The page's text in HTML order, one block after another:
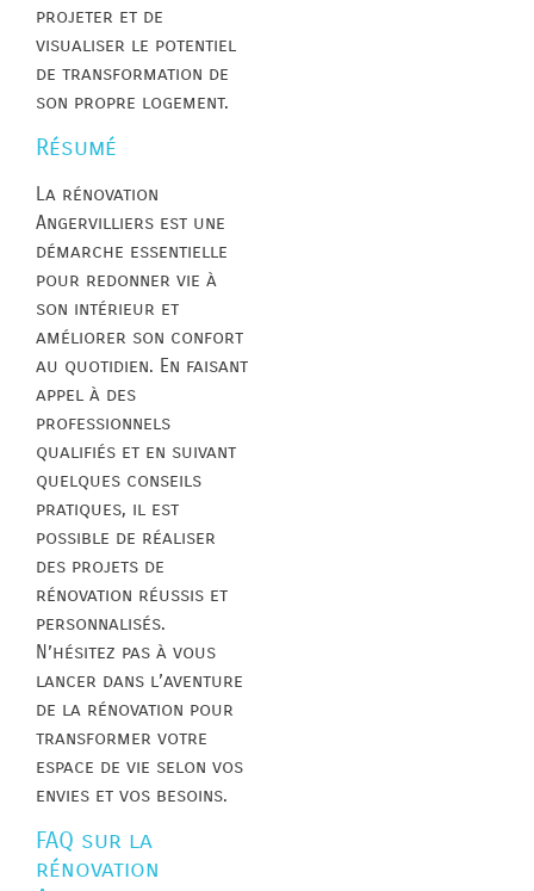
projeter et de
visualiser le potentiel
de transformation de
son propre logement.
Résumé
La rénovation
Angervilliers est une
démarche essentielle
pour redonner vie à
son intérieur et
améliorer son confort
au quotidien. En faisant
appel à des
professionnels
qualifiés et en suivant
quelques conseils
pratiques, il est
possible de réaliser
des projets de
rénovation réussis et
personnalisés.
N’hésitez pas à vous
lancer dans l’aventure
de la rénovation pour
transformer votre
espace de vie selon vos
envies et vos besoins.
FAQ sur la
rénovation